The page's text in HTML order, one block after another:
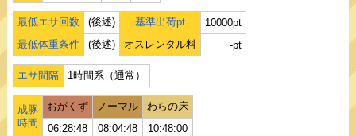
最低エサ回数 (後述) 基準出荷pt
10000pt
最低体重条件
(後述) オスレンタル料 -pt
エサ間隔 1時間系（通常）
成豚
時間
おがくず ノーマル
わらの床
06:28:48
08:04:48 10:48:00